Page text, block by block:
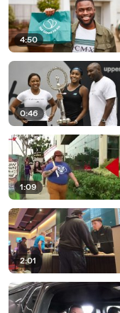
4:50
0:46
1:09
2:01